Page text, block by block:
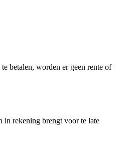
betalen, worden er geen rente of
in rekening brengt voor te late